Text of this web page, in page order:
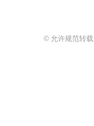
© 允许规范转载